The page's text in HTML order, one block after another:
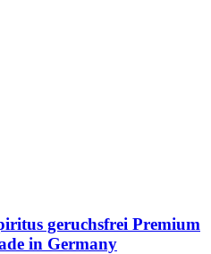
geruchsfrei Premium
in Germany